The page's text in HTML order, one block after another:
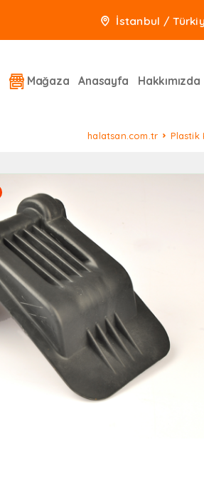
İstanbul /
Mağaza Anasayfa Hakkımızda
halatsan.com.tr Plastik